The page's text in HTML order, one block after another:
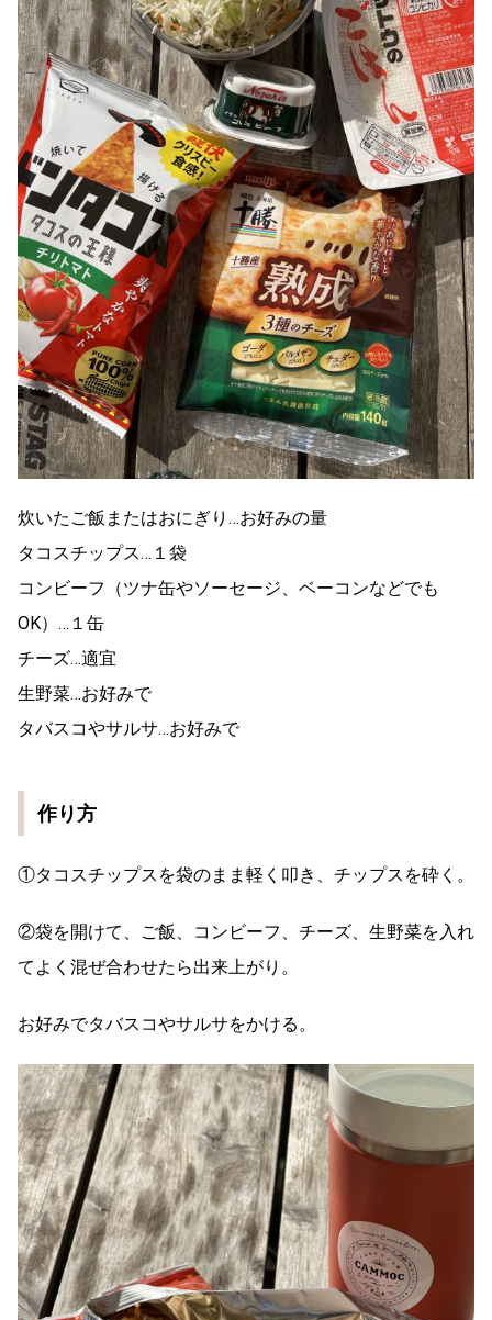
炊いたご飯またはおにぎり…お好みの量
タコスチップス…１袋
コンビーフ（ツナ缶やソーセージ、ベーコンなどでも
OK）…１缶
チーズ…適宜
生野菜…お好みで
タバスコやサルサ…お好みで
作り方
①タコスチップスを袋のまま軽く叩き、チップスを砕く。
②袋を開けて、ご飯、コンビーフ、チーズ、生野菜を入れ
てよく混ぜ合わせたら出来上がり。
お好みでタバスコやサルサをかける。